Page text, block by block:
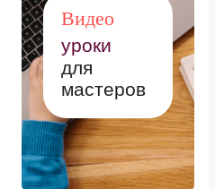
Видео
уроки
для
мастеров